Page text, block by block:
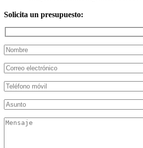
Solicita un presupuesto: